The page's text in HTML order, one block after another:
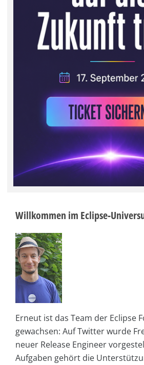
Willkommen im Eclipse-
Erneut ist das Team der Eclipse
gewachsen: Auf Twitter wurde
neuer Release Engineer
Aufgaben gehört die